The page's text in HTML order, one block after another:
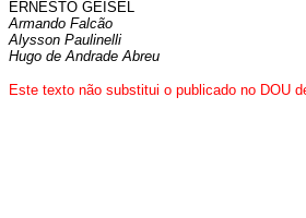
ERNESTO GEISEL
Armando Falcão
Alysson Paulinelli
Hugo de Andrade Abreu
Este texto não substitui o publicado no DOU